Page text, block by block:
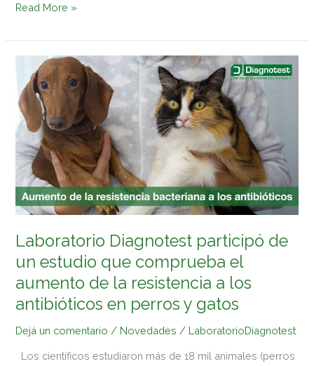
Read More »
Laboratorio Diagnotest participó de
un estudio que comprueba el
aumento de la resistencia a los
antibióticos en perros y gatos
Dejá un comentario / Novedades / LaboratorioDiagnotest
Los científicos estudiaron más de 18 mil animales (perros
Laboratorio
Diagnotest
participó
de
un
estudio
que
comprueba
el
aumento
la
resistencia
a
los
en
perros